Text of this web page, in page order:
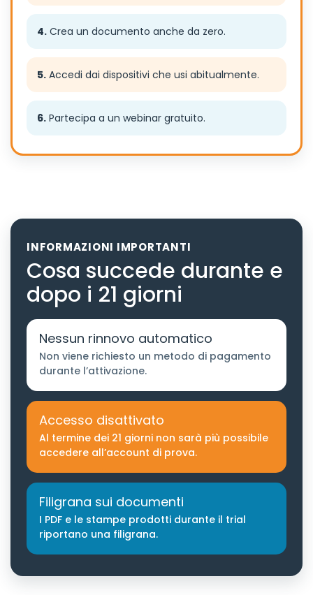
4. Crea un documento anche da zero.
5. Accedi dai dispositivi che usi abitualmente.
6. Partecipa a un webinar gratuito.
INFORMAZIONI IMPORTANTI
Cosa succede durante e
dopo i 21 giorni
Nessun rinnovo automatico
Non viene richiesto un metodo di pagamento
durante l’attivazione.
Accesso disattivato
Al termine dei 21 giorni non sarà più possibile
accedere all’account di prova.
Filigrana sui documenti
I PDF e le stampe prodotti durante il trial
riportano una filigrana.